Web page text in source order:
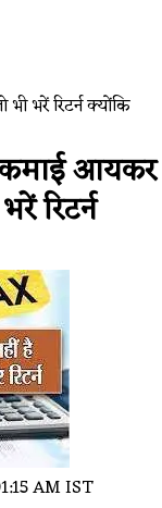
भरें रिटर्न क्योंकि
आयकर
रिटर्न
AM IST